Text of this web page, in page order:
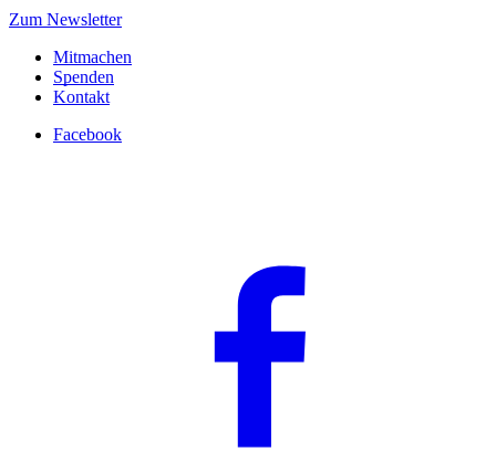
Zum Newsletter
Mitmachen
Spenden
Kontakt
Facebook